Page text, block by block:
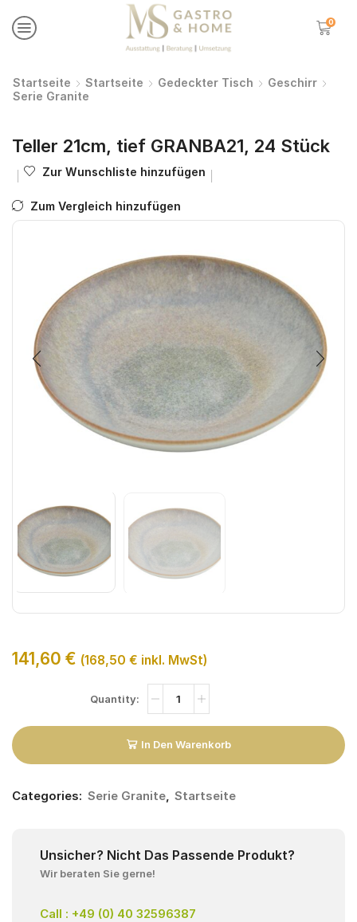
0
Startseite Startseite Gedeckter Tisch
Geschirr
Serie Granite
Teller 21cm, tief GRANBA21, 24 Stück
Zur Wunschliste hinzufügen
Zum Vergleich hinzufügen
141,60 € (168,50 € inkl. MwSt)
In Den Warenkorb
Categories: Serie Granite, Startseite
Unsicher? Nicht Das Passende Produkt?
Wir beraten Sie gerne!
Call : +49 (0) 40 32596387